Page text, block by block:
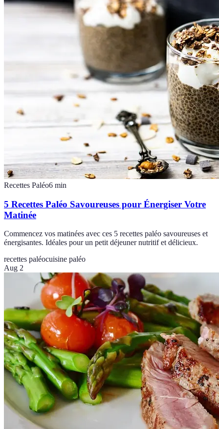
Recettes Paléo6 min
5 Recettes Paléo Savoureuses pour Énergiser Votre
Matinée
Commencez vos matinées avec ces 5 recettes paléo savoureuses et
énergisantes. Idéales pour un petit déjeuner nutritif et délicieux.
recettes paléocuisine paléo
Aug 2